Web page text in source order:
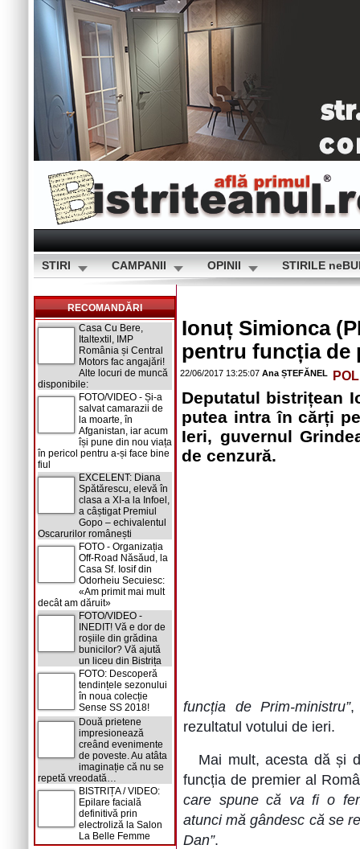
STIRI CAMPANII OPINII STIRILE
RECOMANDĂRI
Casa Cu Bere,
Italtextil, IMP
România și Central
Motors fac angajări!
Alte locuri de muncă
disponibile:
FOTO/VIDEO - Și-a
salvat camarazii de
la moarte, în
Afganistan, iar acum
își pune din nou viața
în pericol pentru a-și face bine
fiul
EXCELENT: Diana
Spătărescu, elevă în
clasa a XI-a la Infoel,
a câștigat Premiul
Gopo – echivalentul
Oscarurilor românești
FOTO - Organizația
Off-Road Năsăud, la
Casa Sf. Iosif din
Odorheiu Secuiesc:
«Am primit mai mult
decât am dăruit»
FOTO/VIDEO -
INEDIT! Vă e dor de
roșiile din grădina
bunicilor? Vă ajută
un liceu din Bistrița
FOTO: Descoperă
tendințele sezonului
în noua colecție
Sense SS 2018!
Două prietene
impresionează
creând evenimente
de poveste. Au atâta
imaginație că nu se
repetă vreodată…
BISTRIȚA / VIDEO:
Epilare facială
definitivă prin
electroliză la Salon
La Belle Femme
Ionuț Simionca
pentru funcția de
22/06/2017 13:25:07 Ana ȘTEFĂNEL
Deputatul bistrițean
putea intra în cărți
Ieri, guvernul
de cenzură.
funcția de Prim-ministru”,
rezultatul votului de ieri.
Mai mult, acesta dă și
funcția de premier al
care spune că va fi o
atunci mă gândesc că se
Dan”.